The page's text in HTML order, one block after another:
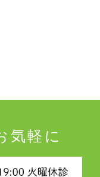
気軽に